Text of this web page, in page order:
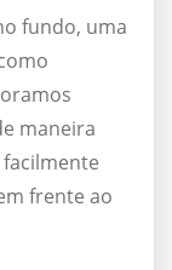
fundo, uma
maneira
frente ao